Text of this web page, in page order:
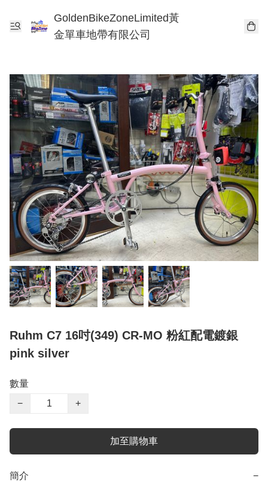
GoldenBikeZoneLimited黃
金單車地帶有限公司
Ruhm C7 16吋(349) CR-MO 粉紅配電鍍銀
pink silver
數量
−
+
加至購物車
簡介 −